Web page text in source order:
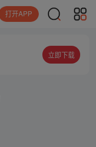
打开APP
立即下载